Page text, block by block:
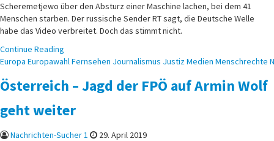
Scheremetjewo über den Absturz einer Maschine lachen, bei dem 41
Menschen starben. Der russische Sender RT sagt, die Deutsche Welle
habe das Video verbreitet. Doch das stimmt nicht.
Continue Reading
Posted
Europa EuropawahlFernsehen Journalismus JustizMedien Menschrechte
Österreich – Jagd der FPÖ auf Armin Wolf
geht weiter
Nachrichten-Sucher 1
29. April 2019